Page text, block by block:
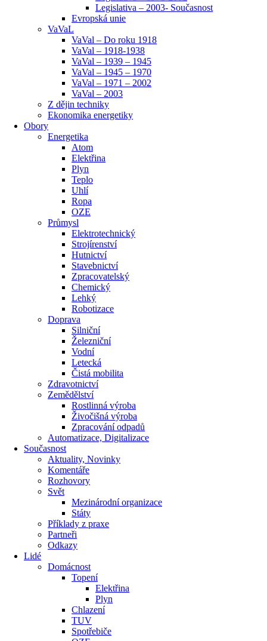
Legislativa – 2003- Současnost
Evropská unie
VaVaL
VaVal – Do roku 1918
VaVal – 1918-1938
VaVal – 1939 – 1945
VaVal – 1945 – 1970
VaVal – 1971 – 2002
VaVal – 2003
Z dějin techniky
Ekonomika energetiky
Obory
Energetika
Atom
Elektřina
Plyn
Teplo
Uhlí
Ropa
OZE
Průmysl
Elektrotechnický
Strojírenství
Hutnictví
Stavebnictví
Zpracovatelský
Chemický
Lehký
Robotizace
Doprava
Silniční
Železniční
Vodní
Letecká
Čistá mobilita
Zdravotnictví
Zemědělství
Rostlinná výroba
Živočišná výroba
Zpracování odpadů
Automatizace, Digitalizace
Současnost
Aktuality, Novinky
Komentáře
Rozhovory
Svět
Mezinárodní organizace
Státy
Příklady z praxe
Partneři
Odkazy
Lidé
Domácnost
Topení
Elektřina
Plyn
Chlazení
TUV
Spotřebiče